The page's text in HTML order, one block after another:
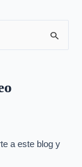
a este blog y